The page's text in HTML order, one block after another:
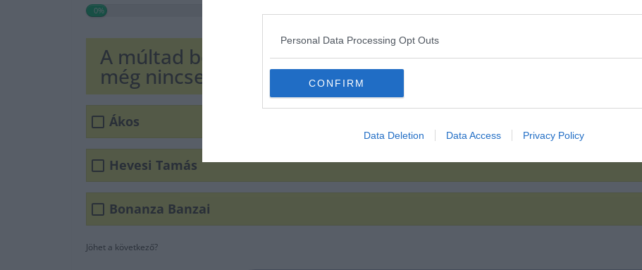
Personal Data Processing Opt Outs
CONFIRM
Data Deletion Data Access Privacy Policy
0%
A múltad beszédes A jövőd hallgatag Egyszerre sivatag
még nincsen A múltad már nem kell
Ákos
Hevesi Tamás
Bonanza Banzai
Jöhet a következő?